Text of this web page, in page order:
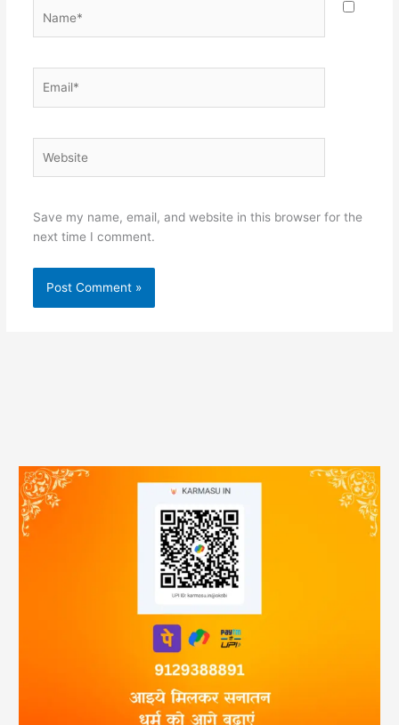
Save my name, email, and website in this browser for the
next time I comment.